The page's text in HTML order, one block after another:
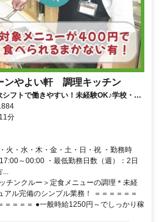
ンやよい軒 調理キッチン
シフトで働きやすい！未経験OK♪学校・家
分
火・水・木・金・土・日・祝 ・勤務時
～00:00 ・最低勤務日数（週）：2日
...
チンクルー＞定食メニューの調理＊未経
アル完備のシンプル業務！ ＝＝＝＝＝＝
＝＝＝＝ ●一般時給1250円～でしっかり稼